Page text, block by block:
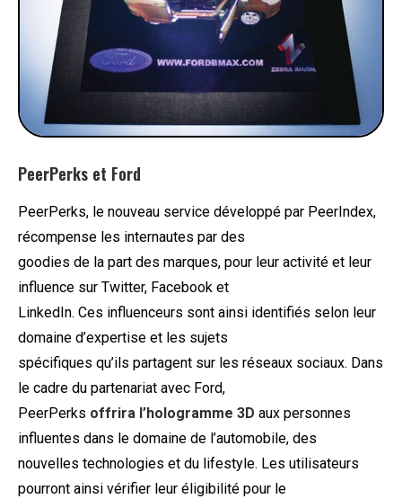
PeerPerks et Ford
PeerPerks, le nouveau service développé par PeerIndex,
récompense les internautes par des
goodies de la part des marques, pour leur activité et leur
influence sur Twitter, Facebook et
LinkedIn. Ces influenceurs sont ainsi identifiés selon leur
domaine d’expertise et les sujets
spécifiques qu’ils partagent sur les réseaux sociaux. Dans
le cadre du partenariat avec Ford,
PeerPerks offrira l’hologramme 3D aux personnes
influentes dans le domaine de l’automobile, des
nouvelles technologies et du lifestyle. Les utilisateurs
pourront ainsi vérifier leur éligibilité pour le